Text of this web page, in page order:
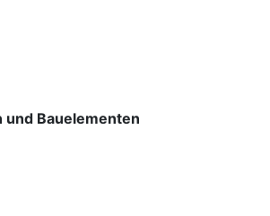
Bauelementen